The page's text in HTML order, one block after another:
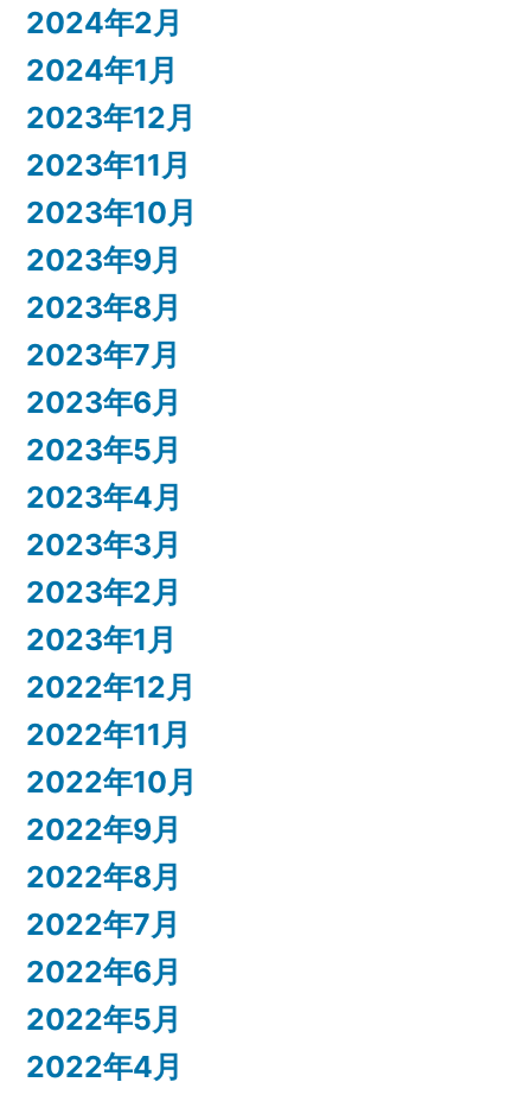
2024年2月
2024年1月
2023年12月
2023年11月
2023年10月
2023年9月
2023年8月
2023年7月
2023年6月
2023年5月
2023年4月
2023年3月
2023年2月
2023年1月
2022年12月
2022年11月
2022年10月
2022年9月
2022年8月
2022年7月
2022年6月
2022年5月
2022年4月